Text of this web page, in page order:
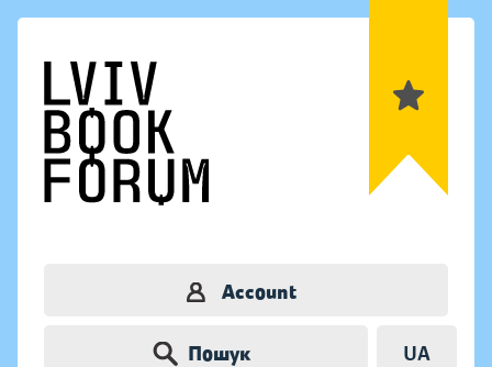
Account
Пошук UA